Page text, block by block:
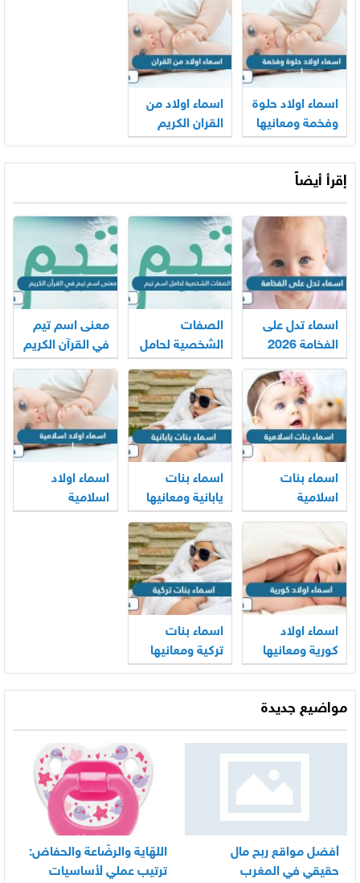
اسماء اولاد حلوة
وفخمة ومعانيها
اسماء اولاد من
القران الكريم
ومعانيها
إقرأ أيضاً
اسماء تدل على
الفخامة 2026
الصفات
الشخصية لحامل
اسم تيم
معنى اسم تيم
في القرآن الكريم
اسماء بنات
اسلامية
ومعانيها
اسماء بنات
يابانية ومعانيها
اسماء اولاد
اسلامية
اسماء اولاد
كورية ومعانيها
اسماء بنات
تركية ومعانيها
مواضيع جديدة
أفضل مواقع ربح مال
حقيقي في المغرب
اللهّاية والرضّاعة والحفاض:
ترتيب عملي لأساسيات